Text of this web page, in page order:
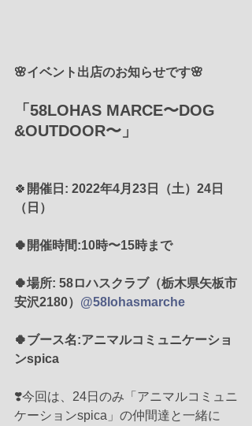
🌸イベント出店のお知らせです🌸
「58LOHAS MARCE〜DOG
&OUTDOOR〜」
🍀 開催日: 2022年4月23日（土）24日
（日）
🍀開催時間:10時〜15時まで
🍀場所: 58ロハスクラブ（栃木県矢板市
安沢2180） @58lohasmarche
🍀ブース名:アニマルコミュニケーショ
ンspica
❣️今回は、24日のみ「アニマルコミュニ
ケーションspica」の仲間達と一緒に